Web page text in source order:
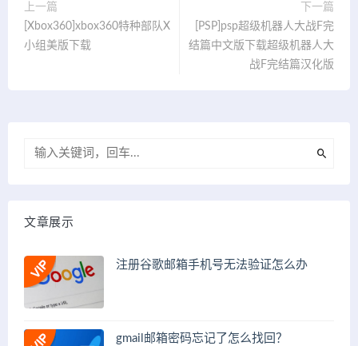
上一篇
[Xbox360]xbox360特种部队X
小组美版下载
下一篇
[PSP]psp超级机器人大战F完
结篇中文版下载超级机器人大
战F完结篇汉化版
文章展示
注册谷歌邮箱手机号无法验证怎么办
gmail邮箱密码忘记了怎么找回？